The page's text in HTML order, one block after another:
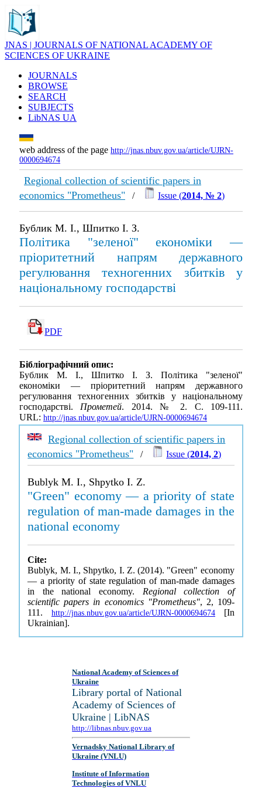
JNAS | JOURNALS OF NATIONAL ACADEMY OF
SCIENCES OF UKRAINE
JOURNALS
BROWSE
SEARCH
SUBJECTS
LibNAS UA
web address of the page http://jnas.nbuv.gov.ua/article/UJRN-
0000694674
Regional collection of scientific papers in
economics "Prometheus" / Issue (2014, № 2)
Бублик М. І., Шпитко І. З.
Політика "зеленої" економіки —
пріоритетний напрям державного
регулювання техногенних збитків у
національному господарстві
PDF
Бібліографічний опис:
Бублик М. І., Шпитко І. З. Політика "зеленої"
економіки — пріоритетний напрям державного
регулювання техногенних збитків у національному
господарстві.Прометей. 2014. № 2. С. 109-111.
URL: http://jnas.nbuv.gov.ua/article/UJRN-0000694674
Regional collection of scientific papers in
economics "Prometheus" / Issue (2014, 2)
Bublyk M. I., Shpytko I. Z.
"Green" economy — a priority of state
regulation of man-made damages in the
national economy
Cite:
Bublyk, M. I., Shpytko, I. Z. (2014). "Green" economy
— a priority of state regulation of man-made damages
in the national economy. Regional collection of
scientific papers in economics "Prometheus", 2, 109-
111. http://jnas.nbuv.gov.ua/article/UJRN-0000694674 [In
Ukrainian].
National Academy of Sciences of
Ukraine
Library portal of National
Academy of Sciences of
Ukraine | LibNAS
http://libnas.nbuv.gov.ua
Vernadsky National Library of
Ukraine (VNLU)
Institute of Information
Technologies of VNLU